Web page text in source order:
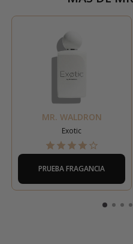
MR. WALDRON
Exotic
PRUEBA FRAGANCIA